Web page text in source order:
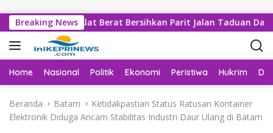
Breaking News
Sejumlah Alat Berat Bersihkan Parit Jalan Taduan Dari
Home Nasional Politik Ekonomi Peristiwa Hukrim
Beranda Batam
Ketidakpastian Status Ratusan Kontainer
Elektronik Diduga Ancam Stabilitas Industri Daur Ulang di Batam